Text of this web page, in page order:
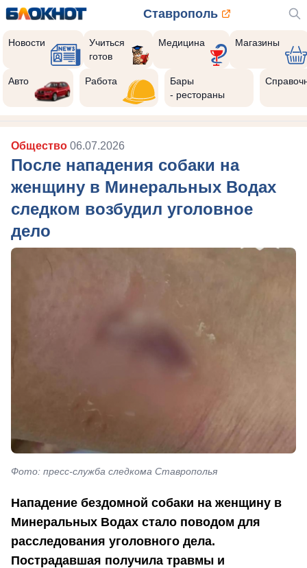
Ставрополь
Новости
Учиться
готов
Медицина Магазины
Авто Работа
Бары
- рестораны
Общество 06.07.2026
После нападения собаки на
женщину в Минеральных Водах
следком возбудил уголовное
дело
Фото: пресс-служба следкома Ставрополья
Нападение бездомной собаки на женщину в
Минеральных Водах стало поводом для
расследования уголовного дела.
Пострадавшая получила травмы и